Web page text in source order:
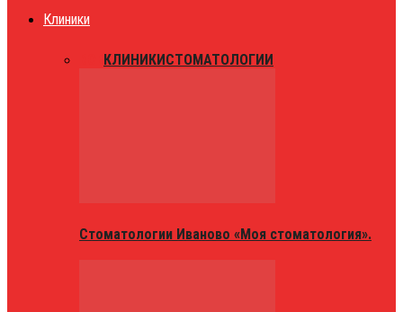
Клиники
КЛИНИКИСТОМАТОЛОГИИ
Стоматологии Иваново «Моя стоматология».